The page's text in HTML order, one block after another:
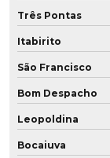
Peças técnicas
Peças técnicas
Peças usinadas
Perfil para
Placa de
Três Pontas
Itabirito
São Francisco
Bom Despacho
Leopoldina
Bocaiuva